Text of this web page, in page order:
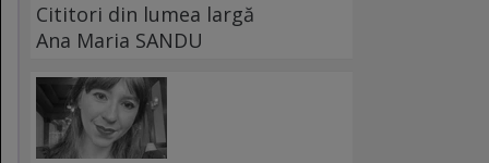
Cititori din lumea largă
Ana Maria SANDU